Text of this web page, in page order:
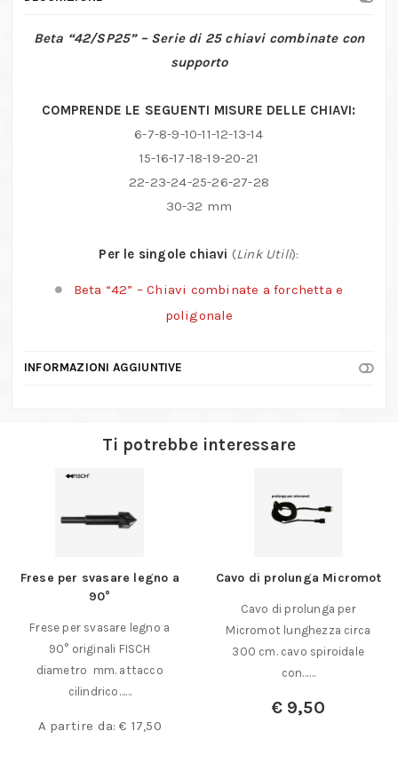
25
chiavi
supporto
Beta “42/SP25” – Serie di 25 chiavi combinate con
supporto
COMPRENDE LE SEGUENTI MISURE DELLE CHIAVI:
6-7-8-9-10-11-12-13-14
15-16-17-18-19-20-21
22-23-24-25-26-27-28
30-32 mm
Per le singole chiavi (Link Utili):
Beta “42” – Chiavi combinate a forchetta e
poligonale
INFORMAZIONI AGGIUNTIVE
Ti potrebbe interessare
Frese per svasare legno a
90°
Frese per svasare legno a
90° originali FISCH
diametro mm. attacco
cilindrico……
A partire da:€ 17,50
Cavo di prolunga Micromot
Cavo di prolunga per
Micromot lunghezza circa
300 cm. cavo spiroidale
con……
€9,50